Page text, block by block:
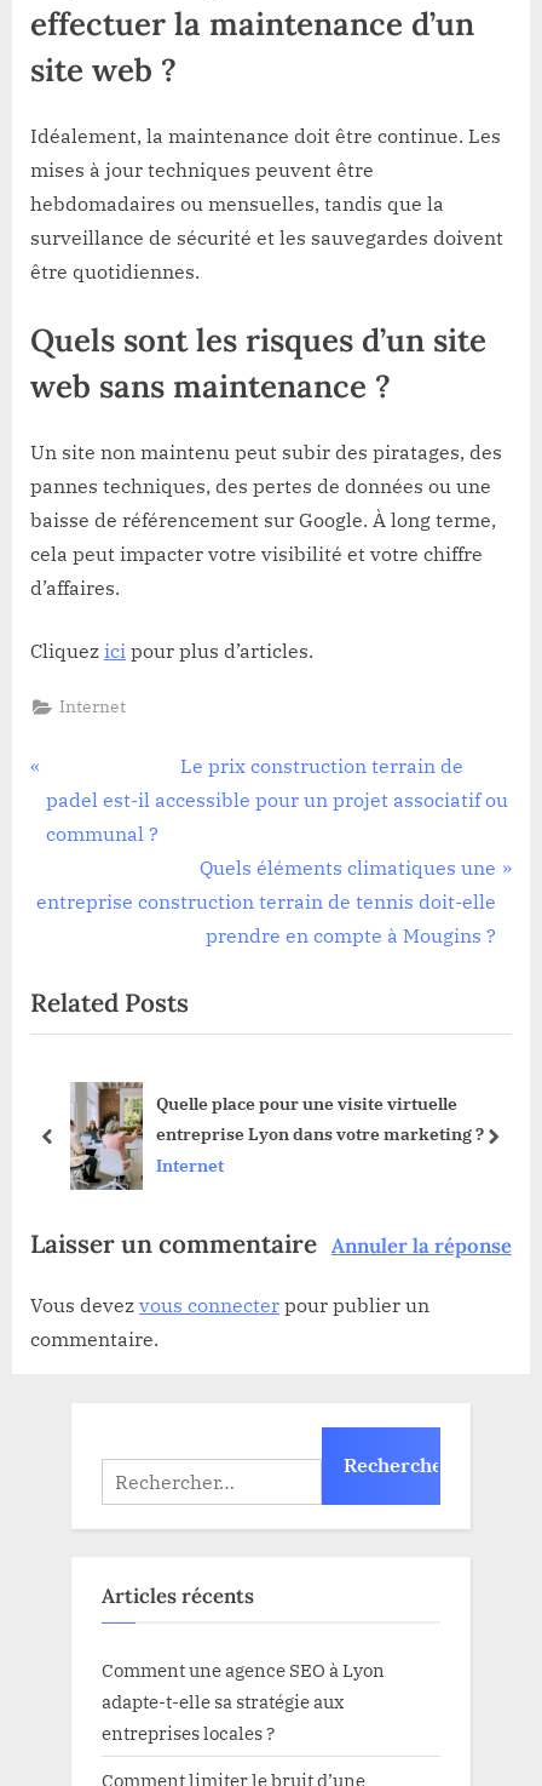
effectuer la maintenance d’un
site web ?
Idéalement, la maintenance doit être continue. Les
mises à jour techniques peuvent être
hebdomadaires ou mensuelles, tandis que la
surveillance de sécurité et les sauvegardes doivent
être quotidiennes.
Quels sont les risques d’un site
web sans maintenance ?
Un site non maintenu peut subir des piratages, des
pannes techniques, des pertes de données ou une
baisse de référencement sur Google. À long terme,
cela peut impacter votre visibilité et votre chiffre
d’affaires.
Cliquez ici pour plus d’articles.
Internet
de
l’article
Le prix construction terrain de
padel est-il accessible pour un projet associatif ou
communal ?
Quels éléments climatiques une
entreprise construction terrain de tennis doit-elle
prendre en compte à Mougins ?
Related Posts
Quelle place pour une visite virtuelle
entreprise Lyon dans votre marketing ?
Internet
prev next
Laisser un commentaire Annuler la réponse
Vous devez vous connecter pour publier un
commentaire.
Articles récents
Comment une agence SEO à Lyon
adapte-t-elle sa stratégie aux
entreprises locales ?
Comment limiter le bruit d’une